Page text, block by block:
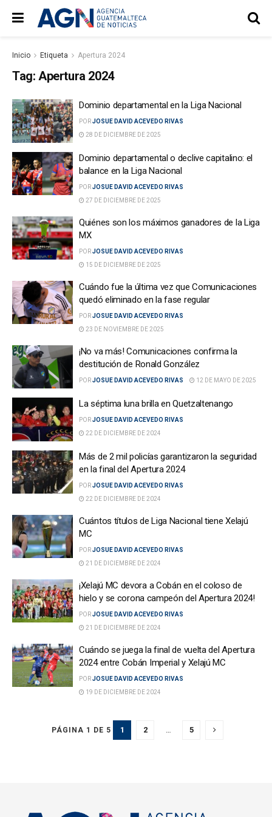
Inicio Etiqueta Apertura 2024
Tag: Apertura 2024
Dominio departamental en la Liga Nacional
PORJOSUE DAVID ACEVEDO RIVAS
28 DE DICIEMBRE DE 2025
Dominio departamental o declive capitalino: el
balance en la Liga Nacional
PORJOSUE DAVID ACEVEDO RIVAS
27 DE DICIEMBRE DE 2025
Quiénes son los máximos ganadores de la Liga
MX
PORJOSUE DAVID ACEVEDO RIVAS
15 DE DICIEMBRE DE 2025
Cuándo fue la última vez que Comunicaciones
quedó eliminado en la fase regular
PORJOSUE DAVID ACEVEDO RIVAS
23 DE NOVIEMBRE DE 2025
¡No va más! Comunicaciones confirma la
destitución de Ronald González
PORJOSUE DAVID ACEVEDO RIVAS 12 DE MAYO DE 2025
La séptima luna brilla en Quetzaltenango
PORJOSUE DAVID ACEVEDO RIVAS
22 DE DICIEMBRE DE 2024
Más de 2 mil policías garantizaron la seguridad
en la final del Apertura 2024
PORJOSUE DAVID ACEVEDO RIVAS
22 DE DICIEMBRE DE 2024
Cuántos títulos de Liga Nacional tiene Xelajú
MC
PORJOSUE DAVID ACEVEDO RIVAS
21 DE DICIEMBRE DE 2024
¡Xelajú MC devora a Cobán en el coloso de
hielo y se corona campeón del Apertura 2024!
PORJOSUE DAVID ACEVEDO RIVAS
21 DE DICIEMBRE DE 2024
Cuándo se juega la final de vuelta del Apertura
2024 entre Cobán Imperial y Xelajú MC
PORJOSUE DAVID ACEVEDO RIVAS
19 DE DICIEMBRE DE 2024
PÁGINA 1 DE 5 1 2 5